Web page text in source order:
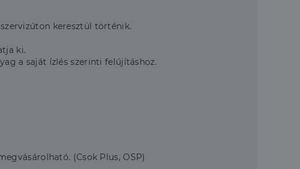
keresztül történik.
ki.
a saját ízlés szerinti felújításhoz.
(Csok Plus, OSP)